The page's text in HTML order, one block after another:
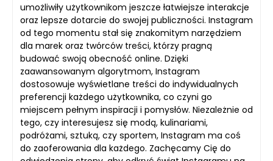
umożliwiły użytkownikom jeszcze łatwiejsze interakcje
oraz lepsze dotarcie do swojej publiczności. Instagram
od tego momentu stał się znakomitym narzędziem
dla marek oraz twórców treści, którzy pragną
budować swoją obecność online. Dzięki
zaawansowanym algorytmom, Instagram
dostosowuje wyświetlane treści do indywidualnych
preferencji każdego użytkownika, co czyni go
miejscem pełnym inspiracji i pomysłów. Niezależnie od
tego, czy interesujesz się modą, kulinariami,
podróżami, sztuką, czy sportem, Instagram ma coś
do zaoferowania dla każdego. Zachęcamy Cię do